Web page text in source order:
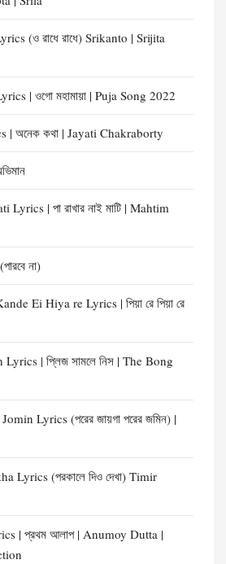
(ও রাধে রাধে) Srikanto | Srijita
| ওগো মহামায়া | Puja Song 2022
| অনেক কথা | Jayati Chakraborty
| পা রাখার নাই মাটি | Mahtim
না)
Ei Hiya re Lyrics | পিয়া রে পিয়া রে
| প্লিজ সামলে নিস | The Bong
Lyrics (পরের জায়গা পরের জমিন) |
Lyrics (পরকালে দিও দেখা) Timir
| প্রথম আলাপ | Anumoy Dutta |